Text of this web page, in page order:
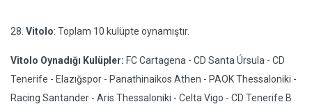
28. Vitolo: Toplam 10 kulüpte oynamıştır.
Vitolo Oynadığı Kulüpler: FC Cartagena - CD Santa Úrsula - CD
Tenerife - Elazığspor - Panathinaikos Athen - PAOK Thessaloniki -
Racing Santander - Aris Thessaloniki - Celta Vigo - CD Tenerife B